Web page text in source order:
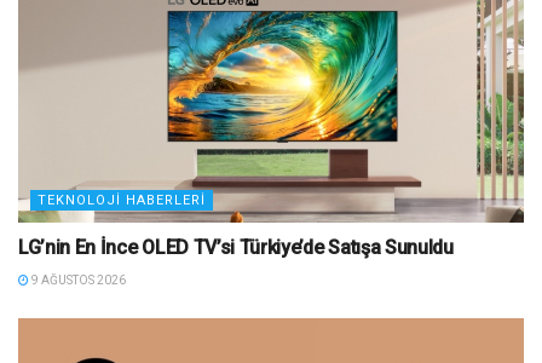
TEKNOLOJI HABERLERI
LG’nin En İnce OLED TV’si Türkiye’de Satışa Sunuldu
9 AĞUSTOS 2026